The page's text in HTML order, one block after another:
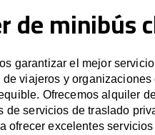
de minibús
garantizar el mejor
de viajeros y
Ofrecemos alquiler
de servicios de traslado
ofrecer excelentes